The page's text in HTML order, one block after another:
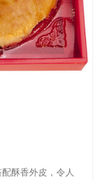
酥香外皮，令人